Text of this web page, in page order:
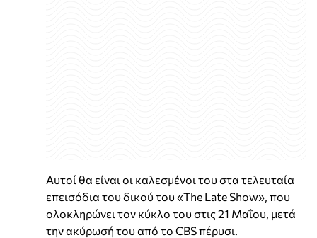
Αυτοί θα είναι οι καλεσμένοι του στα τελευταία
επεισόδια του δικού του «The Late Show», που
ολοκληρώνει τον κύκλο του στις 21 Μαΐου, μετά
την ακύρωσή του από το CBS πέρυσι.